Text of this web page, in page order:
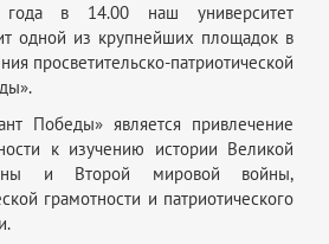
в 14.00 наш университет
одной из крупнейших площадок в
просветительско-патриотической
Победы» является привлечение
к изучению истории Великой
и Второй мировой войны,
грамотности и патриотического